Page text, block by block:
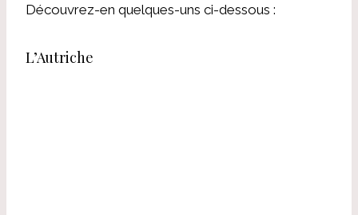
Découvrez-en quelques-uns ci-dessous :
L’Autriche